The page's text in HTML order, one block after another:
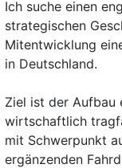
Ich suche einen
strategischen
Mitentwicklung
in Deutschland.
Ziel ist der Aufbau
wirtschaftlich
mit Schwerpunkt
ergänzenden